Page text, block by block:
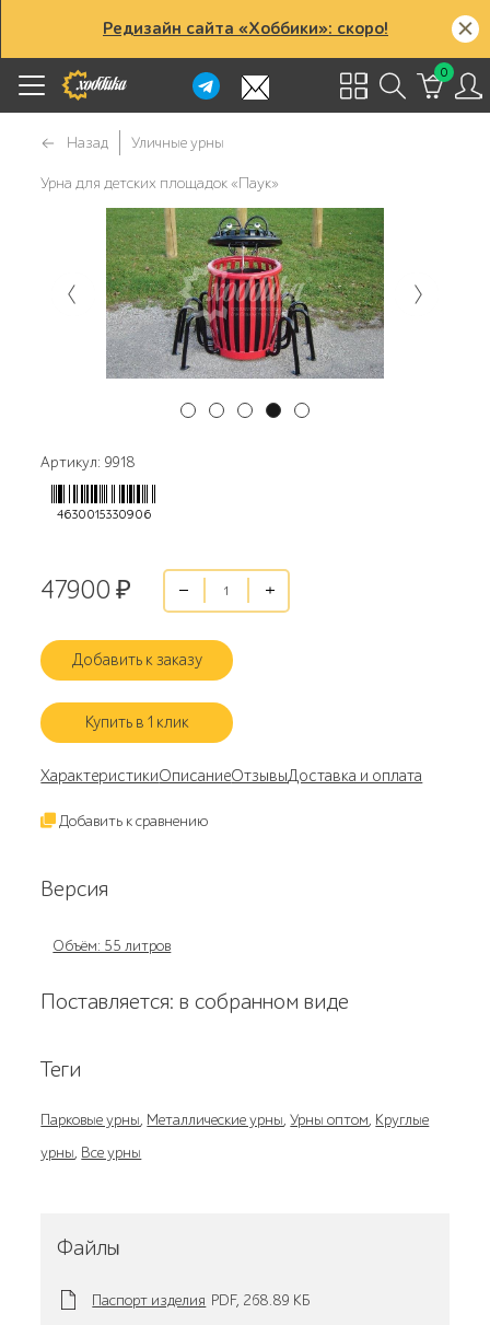
Редизайн сайта «Хоббики»: скоро!
0
Назад Уличные урны
Урна для детских площадок «Паук»
Артикул: 9918
4630015330906
47900 ₽
Добавить к заказу
Купить в 1 клик
ХарактеристикиОписаниеОтзывыДоставка и оплата
Добавить к сравнению
Версия
Объём: 55 литров
Поставляется: в собранном виде
Теги
Парковые урны, Металлические урны,Урны оптом, Круглые
урны, Все урны
Файлы
Паспорт изделия PDF, 268.89 KБ